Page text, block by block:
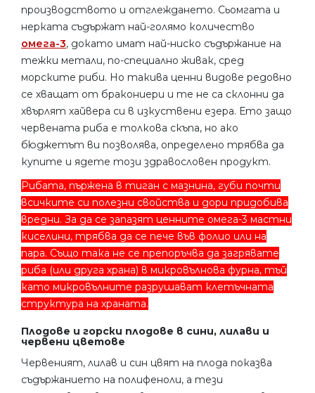
производството и отглеждането. Сьомгата и
нерката съдържат най-голямо количество
омега-3, докато имат най-ниско съдържание на
тежки метали, по-специално живак, сред
морските риби. Но такива ценни видове редовно
се хващат от бракониери и те не са склонни да
хвърлят хайвера си в изкуствени езера. Ето защо
червената риба е толкова скъпа, но ако
бюджетът ви позволява, определено трябва да
купите и ядете този здравословен продукт.
Рибата, пържена в тиган с мазнина, губи почти
всичките си полезни свойства и дори придобива
вредни. За да се запазят ценните омега-3 мастни
киселини, трябва да се пече във фолио или на
пара. Също така не се препоръчва да загрявате
риба (или друга храна) в микровълнова фурна, тъй
като микровълните разрушават клетъчната
структура на храната.
Плодове и горски плодове в сини, лилави и
червени цветове
Червеният, лилав и син цвят на плода показва
съдържанието на полифеноли, а тези